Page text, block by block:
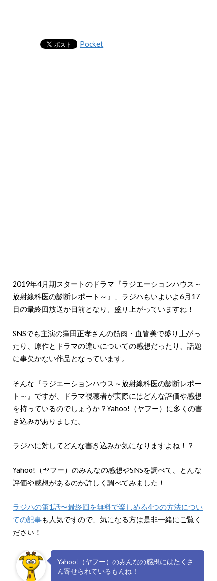
Pocket
2019年4月期スタートのドラマ『ラジエーションハウス～
放射線科医の診断レポート～』、ラジハもいよいよ6月17
日の最終回放送が目前となり、盛り上がっていますね！
SNSでも主演の窪田正孝さんの筋肉・血管美で盛り上がっ
たり、原作とドラマの違いについての感想だったり、話題
に事欠かない作品となっています。
そんな『ラジエーションハウス～放射線科医の診断レポー
ト～』ですが、ドラマ視聴者が実際にはどんな評価や感想
を持っているのでしょうか？Yahoo!（ヤフー）に多くの書
き込みがありました。
ラジハに対してどんな書き込みか気になりますよね！？
Yahoo!（ヤフー）のみんなの感想やSNSを調べて、どんな
評価や感想があるのか詳しく調べてみました！
ラジハの第1話〜最終回を無料で楽しめる4つの方法につい
ての記事も人気ですので、気になる方は是非一緒にご覧く
ださい！
Yahoo!（ヤフー）のみんなの感想にはたくさ
ん寄せられているもんね！